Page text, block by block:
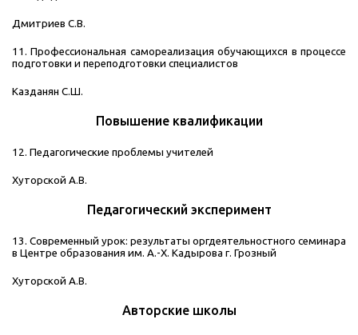
Дмитриев С.В.
11. Профессиональная самореализация обучающихся в процессе
подготовки и переподготовки специалистов
Казданян С.Ш.
Повышение квалификации
12. Педагогические проблемы учителей
Хуторской А.В.
Педагогический эксперимент
13. Современный урок: результаты оргдеятельностного семинара
в Центре образования им. А.-Х. Кадырова г. Грозный
Хуторской А.В.
Авторские школы